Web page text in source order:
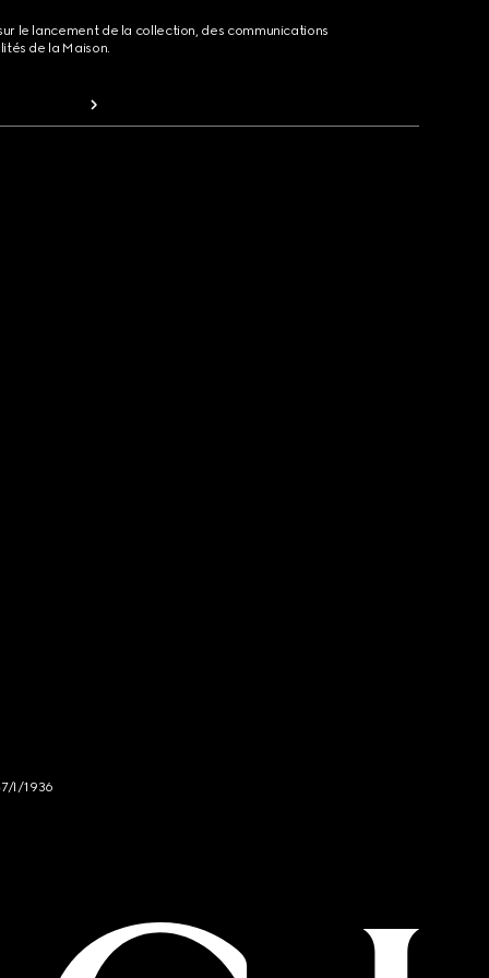
le lancement de la collection, des communications
de la Maison.
I/1936